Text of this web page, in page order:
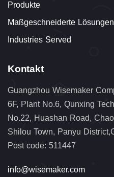
Produkte
Maßgeschneiderte Lösungen
Industries Served
Kontakt
Guangzhou Wisemaker
6F, Plant No.6, Qunxing
No.22, Huashan Road,
Shilou Town, Panyu
Post code: 511447
info@wisemaker.com